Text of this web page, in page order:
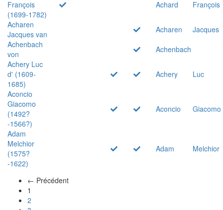
François
(1699-1782)
Achard
François
Acharen
Jacques van
Acharen
Jacques
Achenbach
von
Achenbach
Achery Luc
d' (1609-
1685)
Achery
Luc
Aconcio
Giacomo
(1492?
-1566?)
Aconcio Giacomo
Adam
Melchior
(1575?
-1622)
Adam Melchior
← Précédent
1
2